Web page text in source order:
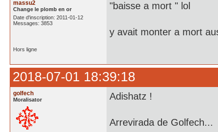
massu2
Change le plomb en or
Date d'inscription: 2011-01-12
Messages: 3853
"baisse a mort " lol
y avait monter a mort
Hors ligne
2018-07-01 18:39:18
golfech
Moralisator Adishatz !
Arrevirada de Golfech...